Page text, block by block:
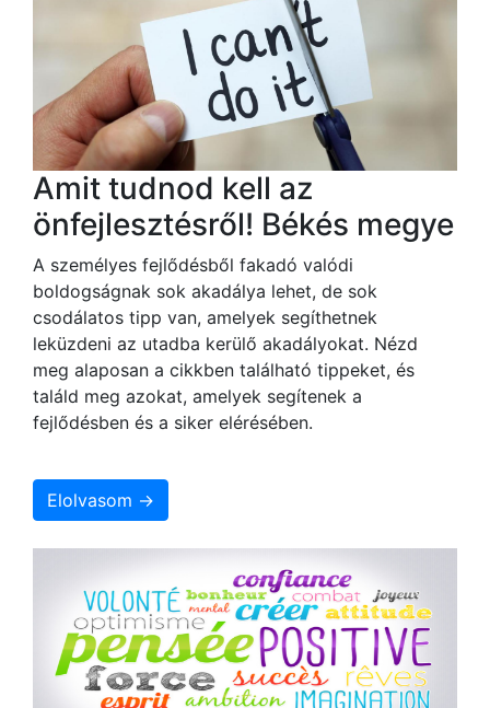
Amit tudnod kell az
önfejlesztésről! Békés megye
A személyes fejlődésből fakadó valódi
boldogságnak sok akadálya lehet, de sok
csodálatos tipp van, amelyek segíthetnek
leküzdeni az utadba kerülő akadályokat. Nézd
meg alaposan a cikkben található tippeket, és
találd meg azokat, amelyek segítenek a
fejlődésben és a siker elérésében.
Elolvasom →